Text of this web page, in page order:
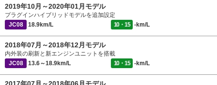
2019年10月～2020年01月モデル
プラグインハイブリッドモデルを追加設定
JC08
18.9km/L 10・15 -km/L
2018年07月～2018年12月モデル
内外装の刷新と新エンジンユニットを搭載
JC08
13.6～18.9km/L 10・15 -km/L